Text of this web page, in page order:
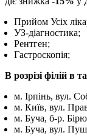
Прийом Усіх
УЗ-діагностика;
Рентген;
Гастроскопія;
В розрізі філій в
м. Ірпінь, вул.
м. Київ, вул.
м. Буча, б-р.
м. Буча, вул.